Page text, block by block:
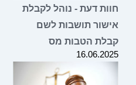
חוות דעת - נוהל לקבלת
אישור תושבות לשם
קבלת הטבות מס
16.06.2025